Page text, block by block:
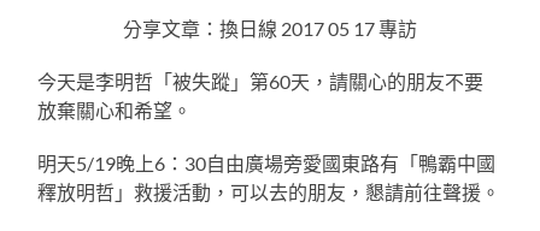
分享文章：換日線 2017 05 17 專訪
今天是李明哲「被失蹤」第60天，請關心的朋友不要
放棄關心和希望。
明天5/19晚上6：30自由廣場旁愛國東路有「鴨霸中國
釋放明哲」救援活動，可以去的朋友，懇請前往聲援。